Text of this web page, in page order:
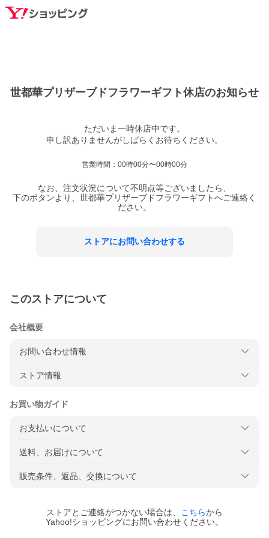
世都華プリザーブドフラワーギフト休店のお知らせ
ただいま一時休店中です。
営業時間： 00時00分〜00時00分
なお、注文状況について不明点等ございましたら、
下のボタンより、 世都華プリザーブドフラワーギフトへご連絡く
ださい。
ストアにお問い合わせする
このストアについて
会社概要
お問い合わせ情報
ストア情報
お買い物ガイド
お支払いについて
送料、お届けについて
販売条件、返品、交換について
ストアとご連絡がつかない場合は、 こちらから
Yahoo!ショッピングにお問い合わせください。